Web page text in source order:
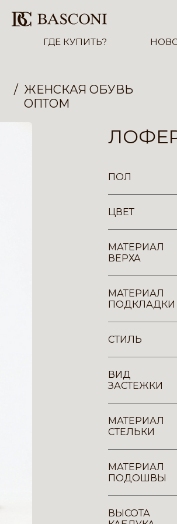
ГДЕ КУПИТЬ?
ЖЕНСКАЯ ОБУВЬ
ОПТОМ
ПОЛ
ЦВЕТ
МАТЕРИАЛ
ВЕРХА
МАТЕРИАЛ
ПОДКЛАДКИ
СТИЛЬ
ВИД
ЗАСТЕЖКИ
МАТЕРИАЛ
СТЕЛЬКИ
МАТЕРИАЛ
ПОДОШВЫ
ВЫСОТА